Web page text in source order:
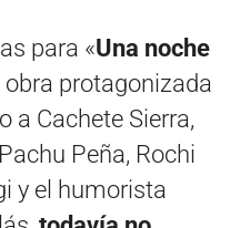
para «Una noche
obra protagonizada
a Cachete Sierra,
Peña, Rochi
y el humorista